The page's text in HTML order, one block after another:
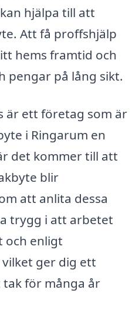
hjälpa till att
Att få proffshjälp
hems framtid och
pengar på lång sikt.
är ett företag som är
i Ringarum en
det kommer till att
blir
att anlita dessa
trygg i att arbetet
och enligt
ger dig ett
för många år